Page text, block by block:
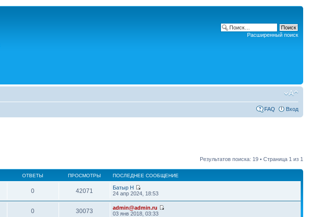
Расширенный поиск
FAQ Вход
Результатов поиска: 19 • Страница 1 из 1
ОТВЕТЫ ПРОСМОТРЫ ПОСЛЕДНЕЕ СООБЩЕНИЕ
0 42071
Батыр Н
24 апр 2024, 18:53
0 30073
admin@admin.ru
03 янв 2018, 03:33